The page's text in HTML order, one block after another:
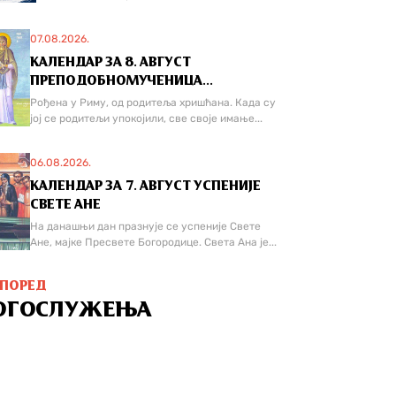
07.08.2026.
КАЛЕНДАР ЗА 8. АВГУСТ
ПРЕПОДОБНОМУЧЕНИЦА...
Рођена у Риму, од родитеља хришћана. Када су
јој се родитељи упокојили, све своје имање...
06.08.2026.
КАЛЕНДАР ЗА 7. АВГУСТ УСПЕНИЈЕ
СВЕТЕ АНЕ
На данашњи дан празнује се успеније Свете
Ане, мајке Пресвете Богородице. Света Ана је...